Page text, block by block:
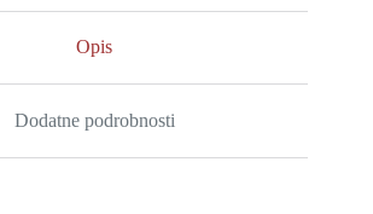
Opis
Dodatne podrobnosti